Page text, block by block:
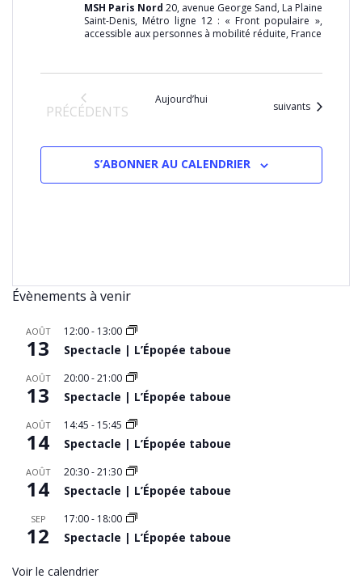
MSH Paris Nord 20, avenue George Sand, La Plaine
Saint-Denis, Métro ligne 12 : « Front populaire »,
accessible aux personnes à mobilité réduite, France
ÉVÈNEMENTS
PRÉCÉDENTS
Aujourd’hui Évènements
suivants
S’ABONNER AU CALENDRIER
Évènements à venir
AOÛT
13
12:00- 13:00
Spectacle | L’Épopée taboue
AOÛT
13
20:00-21:00
Spectacle | L’Épopée taboue
AOÛT
14
14:45 - 15:45
Spectacle | L’Épopée taboue
AOÛT
14
20:30-21:30
Spectacle | L’Épopée taboue
SEP
12
17:00- 18:00
Spectacle | L’Épopée taboue
Voir le calendrier